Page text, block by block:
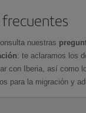
nuestras
: te aclaramos los
con Iberia, así como
para la migración y